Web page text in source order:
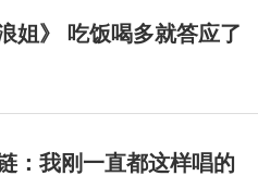
姐》 吃饭喝多就答应了
：我刚一直都这样唱的